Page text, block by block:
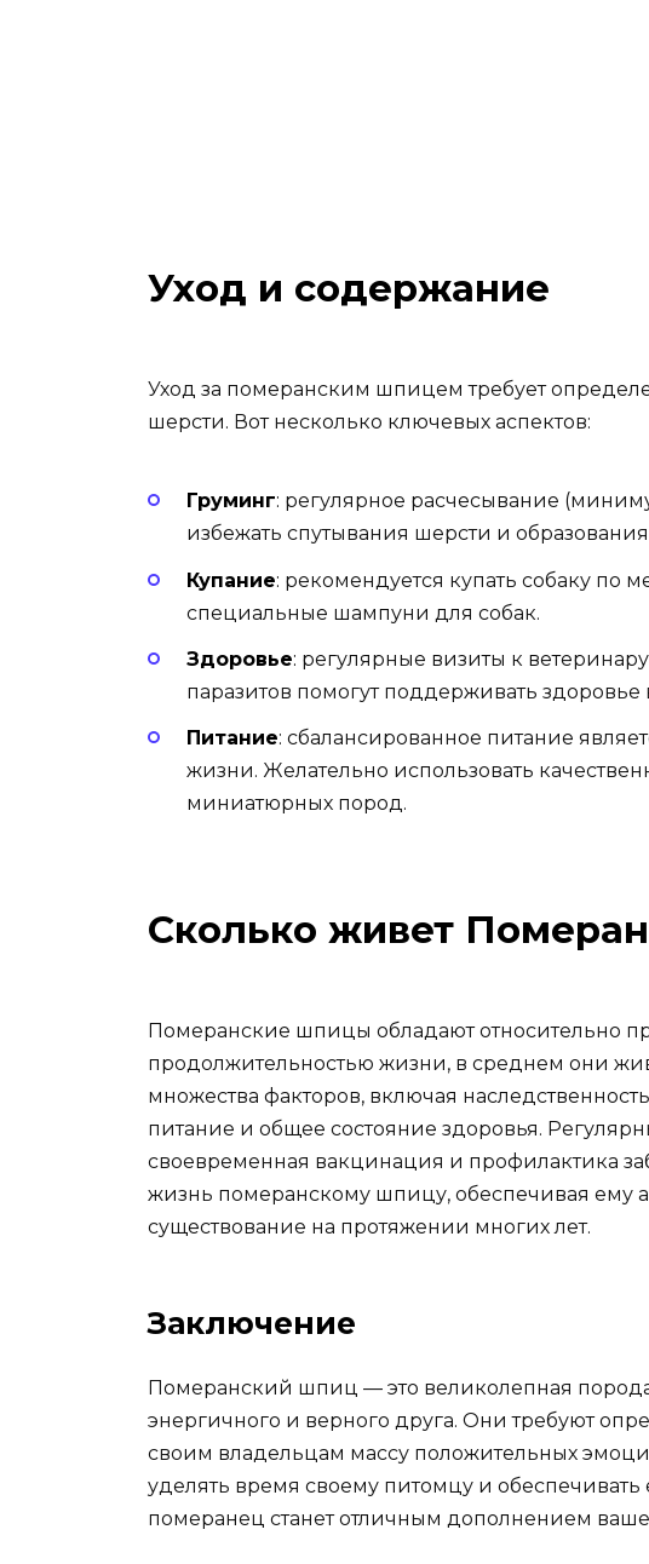
Уход и содержание
Уход за померанским шпицем требует
шерсти. Вот несколько ключевых аспектов:
Груминг: регулярное расчесывание
избежать спутывания шерсти и образования
Купание: рекомендуется купать собаку по
специальные шампуни для собак.
Здоровье: регулярные визиты к
паразитов помогут поддерживать
Питание: сбалансированное питание
жизни. Желательно использовать
миниатюрных пород.
Сколько живет
Померанские шпицы обладают относительно
продолжительностью жизни, в среднем они
множества факторов, включая
питание и общее состояние здоровья.
своевременная вакцинация и профилактика
жизнь померанскому шпицу, обеспечивая ему
существование на протяжении многих лет.
Заключение
Померанский шпиц — это великолепная порода
энергичного и верного друга. Они требуют
своим владельцам массу положительных
уделять время своему питомцу и
померанец станет отличным дополнением